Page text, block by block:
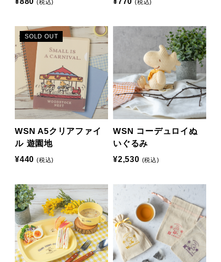
(税込) (税込)
SOLD OUT
WSN A5クリアファイ
ル 遊園地
¥440 (税込)
WSN コーデュロイぬ
いぐるみ
¥2,530 (税込)